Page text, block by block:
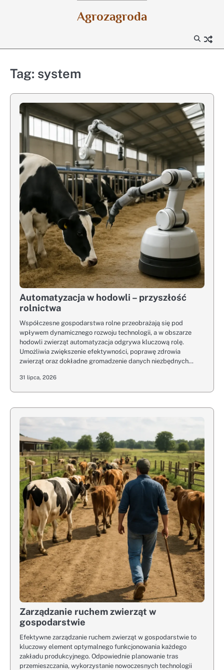
Agrozagroda
Tag: system
Automatyzacja w hodowli – przyszłość
rolnictwa
Współczesne gospodarstwa rolne przeobrażają się pod
wpływem dynamicznego rozwoju technologii, a w obszarze
hodowli zwierząt automatyzacja odgrywa kluczową rolę.
Umożliwia zwiększenie efektywności, poprawę zdrowia
zwierząt oraz dokładne gromadzenie danych niezbędnych…
31 lipca, 2026
Zarządzanie ruchem zwierząt w
gospodarstwie
Efektywne zarządzanie ruchem zwierząt w gospodarstwie to
kluczowy element optymalnego funkcjonowania każdego
zakładu produkcyjnego. Odpowiednie planowanie tras
przemieszczania, wykorzystanie nowoczesnych technologii